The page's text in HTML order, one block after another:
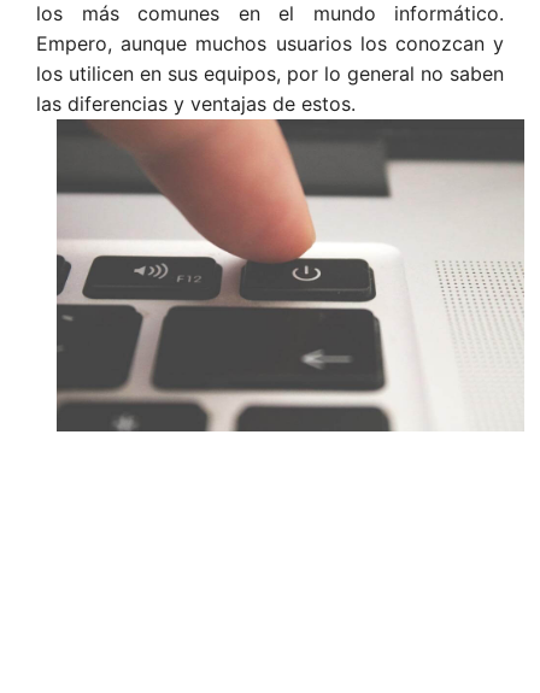
los más comunes en el mundo informático.
Empero, aunque muchos usuarios los conozcan y
los utilicen en sus equipos, por lo general no saben
las diferencias y ventajas de estos.